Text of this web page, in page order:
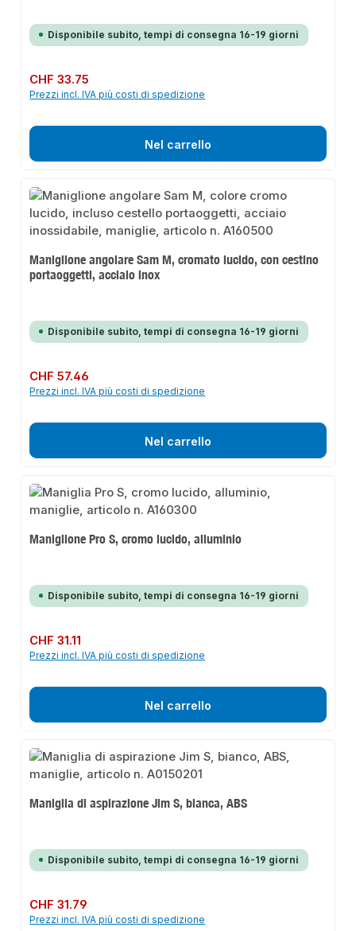
Disponibile subito, tempi di consegna 16-19 giorni
Prezzo normale:
CHF 33.75
Prezzi incl. IVA più costi di spedizione
Nel carrello
Maniglione angolare Sam M, cromato lucido, con cestino
portaoggetti, acciaio inox
Disponibile subito, tempi di consegna 16-19 giorni
Prezzo normale:
CHF 57.46
Prezzi incl. IVA più costi di spedizione
Nel carrello
Maniglione Pro S, cromo lucido, alluminio
Disponibile subito, tempi di consegna 16-19 giorni
Prezzo normale:
CHF 31.11
Prezzi incl. IVA più costi di spedizione
Nel carrello
Maniglia di aspirazione Jim S, bianca, ABS
Disponibile subito, tempi di consegna 16-19 giorni
Prezzo normale:
CHF 31.79
Prezzi incl. IVA più costi di spedizione